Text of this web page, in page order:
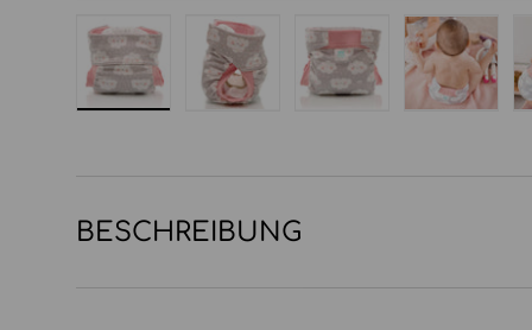
BESCHREIBUNG